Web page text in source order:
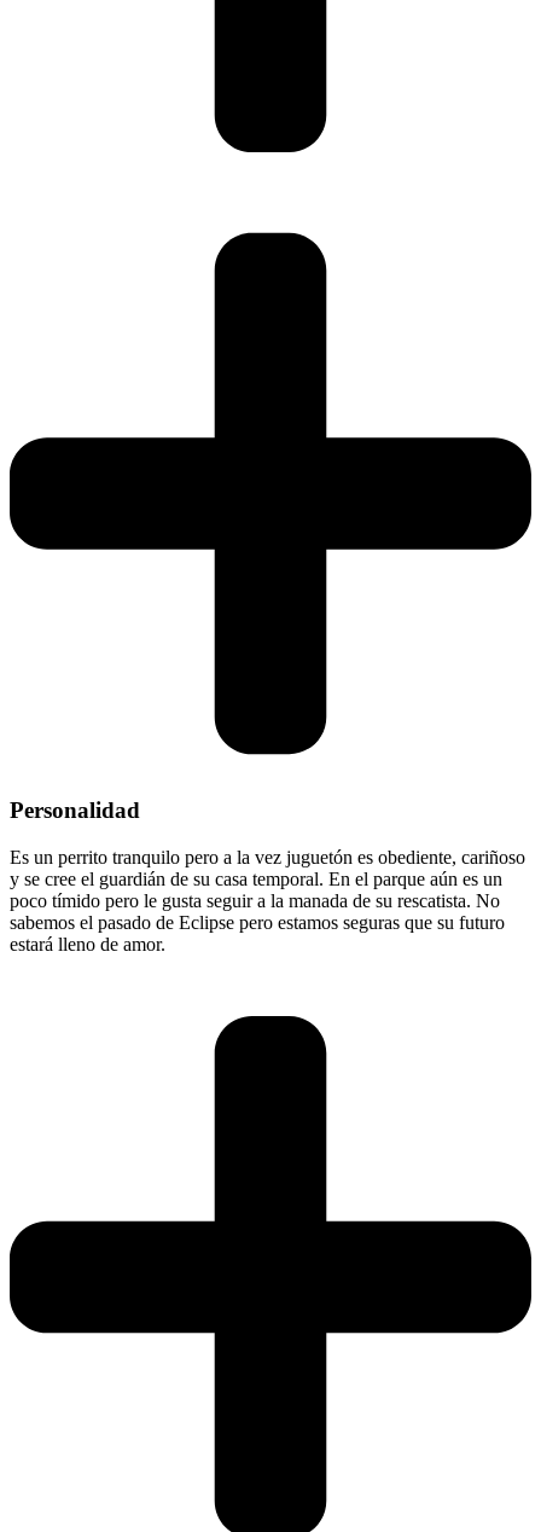
Personalidad
Es un perrito tranquilo pero a la vez juguetón es obediente, cariñoso
y se cree el guardián de su casa temporal. En el parque aún es un
poco tímido pero le gusta seguir a la manada de su rescatista. No
sabemos el pasado de Eclipse pero estamos seguras que su futuro
estará lleno de amor.